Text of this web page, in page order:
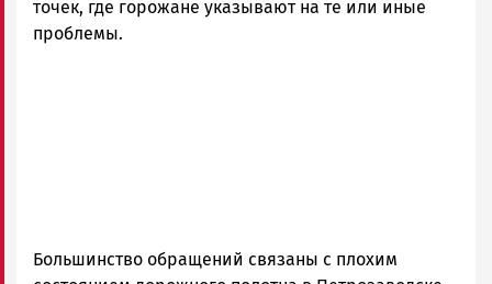
точек, где горожане указывают на те или иные
проблемы.
Большинство обращений связаны с плохим